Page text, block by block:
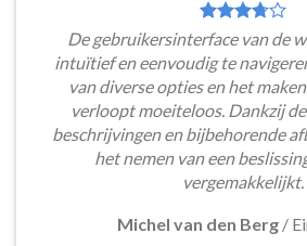
De gebruikersinterface van de
intuïtief en eenvoudig te
van diverse opties en het
verloopt moeiteloos. Dankzij
beschrijvingen en bijbehorende
het nemen van een
vergemakkelijkt.
Michel van den Berg /